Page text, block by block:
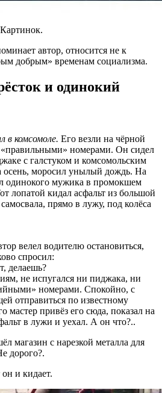
автор, относится не к
добрым» временам социализма.
и одинокий
в комсомоле. Его везли на чёрной
«правильными» номерами. Он сидел
с галстуком и комсомольским
осень, моросил унылый дождь. На
одинокого мужика в промокшем
лопатой кидал асфальт из большой
прямо в лужу, под колёса
велел водителю остановиться,
спросил:
делаешь?
не испугался ни пиджака, ни
номерами. Спокойно, с
отправиться по известному
мастер привёз его сюда, показал на
в лужи и уехал. А он что?..
магазин с нарезкой металла для
дорого?.
и кидает.